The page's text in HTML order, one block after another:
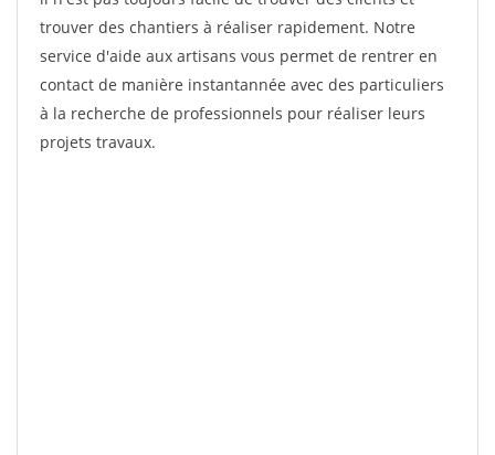
trouver des chantiers à réaliser rapidement. Notre
service d'aide aux artisans vous permet de rentrer en
contact de manière instantannée avec des particuliers
à la recherche de professionnels pour réaliser leurs
projets travaux.